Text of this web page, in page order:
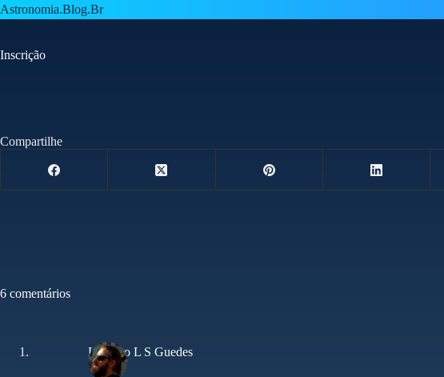
Pular
para
conteúdo
Astronomia.Blog.Br
Inscrição
Compartilhe
6 comentários
Leandro L S Guedes